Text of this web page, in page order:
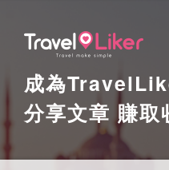
成為
分享文章 賺取